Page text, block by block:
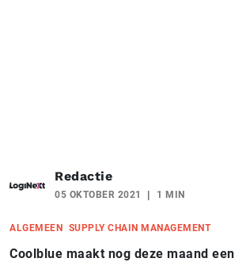
Redactie
05 OKTOBER 2021 1 MIN
ALGEMEEN SUPPLY CHAIN MANAGEMENT
Coolblue maakt nog deze maand een